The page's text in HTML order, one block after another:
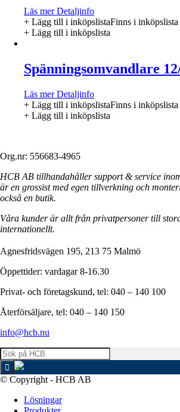
Läs merDetaljinfo
+ Lägg till i inköpslistaFinns i inköpslista
+ Lägg till i inköpslista
Spänningsomvandlare
Läs merDetaljinfo
+ Lägg till i inköpslistaFinns i inköpslista
+ Lägg till i inköpslista
Org.nr: 556683-4965
HCB AB tillhandahåller support & service
är en grossist med egen tillverkning och
också en butik.
Våra kunder är allt från privatpersoner till
internationellt.
Agnesfridsvägen 195, 213 75 Malmö
Öppettider: vardagar 8-16.30
Privat- och företagskund, tel: 040 – 140 100
Återförsäljare, tel: 040 – 140 150
info@hcb.nu
© Copyright - HCB AB
Lösningar